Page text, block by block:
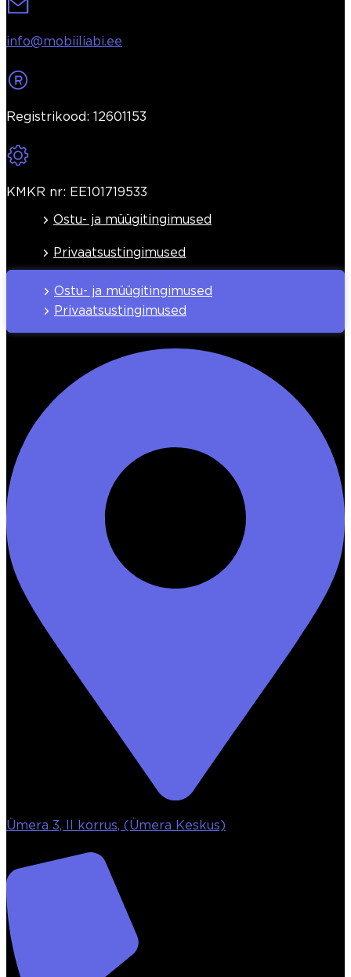
info@mobiiliabi.ee
Registrikood: 12601153
KMKR nr: EE101719533
Ostu- ja müügitingimused
Privaatsustingimused
Ostu- ja müügitingimused
Privaatsustingimused
Ümera 3, II korrus, (Ümera Keskus)